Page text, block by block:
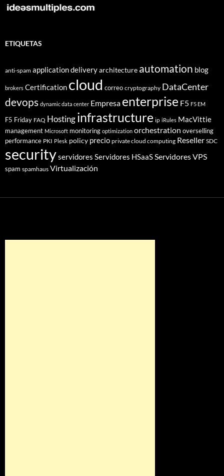
ETIQUETAS
anti-spam application deliveryarchitecture automation blog
brokers Certification cloud correo cryptography DataCenter
devops dynamic data center Empresa enterprise F5 F5 EM
F5 Friday FAQ Hostinginfrastructure ip iRules MacVittie
management Microsoft monitoring optimization orchestration overselling
performance PKI Plesk policy precio private cloud computing Reseller SDC
securityservidores Servidores HSaaSServidores VPS
spam spamhaus Virtualización